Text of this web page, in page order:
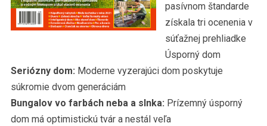
pasívnom štandarde
získala tri ocenenia v
súťažnej prehliadke
Úsporný dom
Seriózny dom: Moderne vyzerajúci dom poskytuje
súkromie dvom generáciám
Bungalov vo farbách neba a slnka: Prízemný úsporný
dom má optimistickú tvár a nestál veľa